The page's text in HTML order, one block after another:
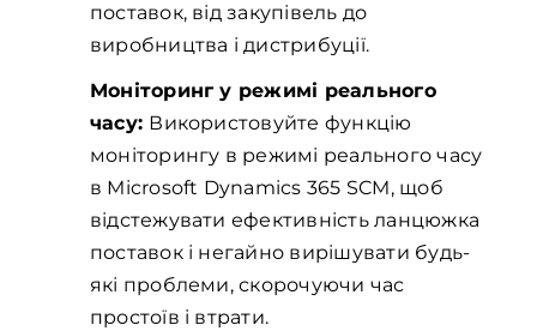
поставок, від закупівель до
виробництва і дистрибуції.
Моніторинг у режимі реального
часу: Використовуйте функцію
моніторингу в режимі реального часу
в Microsoft Dynamics 365 SCM, щоб
відстежувати ефективність ланцюжка
поставок і негайно вирішувати будь-
які проблеми, скорочуючи час
простоїв і втрати.